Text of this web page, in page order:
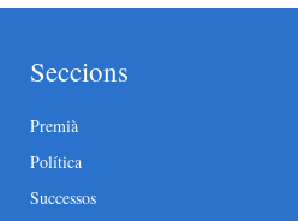
Seccions
Premià
Política
Successos